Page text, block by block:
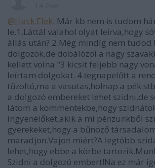
@Hack.Elek: Már kb nem is tudom
le.1.Láttál valahol olyat leírva,hogy
állás után? 2.Még mindíg nem tudod
dolgozok,de dobálózol a nagy
kellett volna."3 kicsit feljebb nagy
leírtam dolgokat. 4.tegnapelőtt a
tűzoltó,ma a vasutas,holnap a pék
a dolgozó embereket lehet szidni,de
látom a kommentekbe,hogy
ingyenélőket,akik a mi pénzünkből
gyerekeket,hogy a bűnöző
maradjon.Vajon miért?A legtöbb
lehet,hogy ebbe a körbe
Szidni a dolgozó embert!Na ez már